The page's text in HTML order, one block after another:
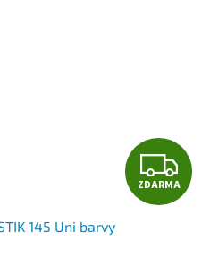
Z
D
ZDARMA
145 Uni barvy